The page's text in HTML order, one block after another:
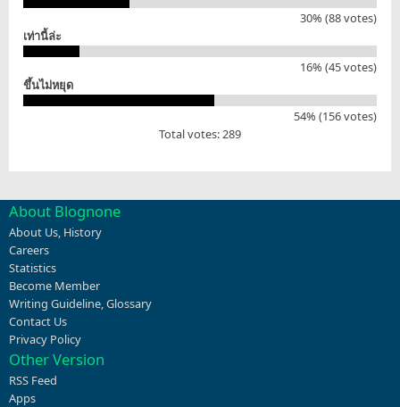
30% (88 votes)
เท่านี้ล่ะ
16% (45 votes)
ขึ้นไม่หยุด
54% (156 votes)
Total votes: 289
About Blognone
About Us, History
Careers
Statistics
Become Member
Writing Guideline,Glossary
Contact Us
Privacy Policy
Other Version
RSS Feed
Apps